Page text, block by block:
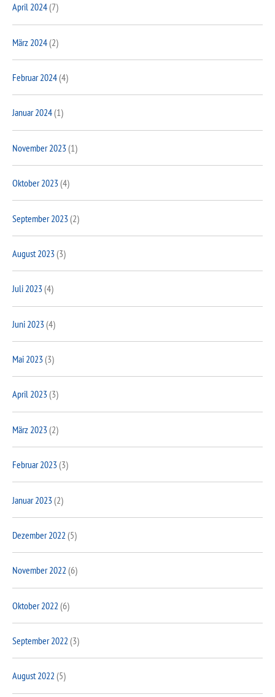
April 2024(7)
März 2024(2)
Februar 2024(4)
Januar 2024(1)
November 2023(1)
Oktober 2023(4)
September 2023(2)
August 2023(3)
Juli 2023(4)
Juni 2023(4)
Mai 2023(3)
April 2023(3)
März 2023(2)
Februar 2023(3)
Januar 2023(2)
Dezember 2022 (5)
November 2022 (6)
Oktober 2022 (6)
September 2022 (3)
August 2022 (5)